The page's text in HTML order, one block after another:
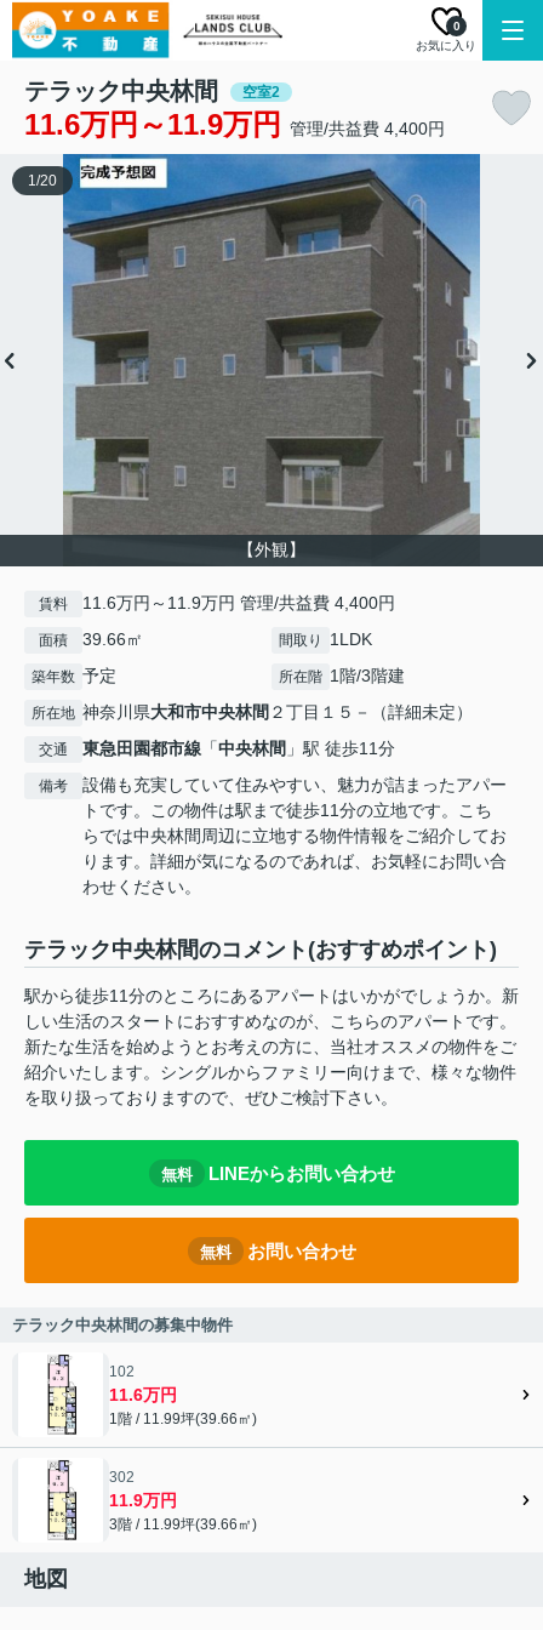
お気に入り
0
テラック中央林間 空室2
11.6万円～11.9万円 管理/共益費 4,400円
【外観】
1/20
賃料 11.6万円～11.9万円 管理/共益費 4,400円
面積 39.66㎡ 間取り 1LDK
築年数 予定 所在階 1階/3階建
所在地 神奈川県大和市中央林間 ２丁目１５－（詳細未定）
交通 東急田園都市線 「中央林間 」駅 徒歩11分
備考
設備も充実していて住みやすい、魅力が詰まったアパー
トです。この物件は駅まで徒歩11分の立地です。こち
らでは中央林間周辺に立地する物件情報をご紹介してお
ります。詳細が気になるのであれば、お気軽にお問い合
わせください。
テラック中央林間のコメント(おすすめポイント)
駅から徒歩11分のところにあるアパートはいかがでしょうか。新
しい生活のスタートにおすすめなのが、こちらのアパートです。
新たな生活を始めようとお考えの方に、当社オススメの物件をご
紹介いたします。シングルからファミリー向けまで、様々な物件
を取り扱っておりますので、ぜひご検討下さい。
無料 LINEからお問い合わせ
無料 お問い合わせ
テラック中央林間の募集中物件
102
11.6万円
1階 / 11.99坪(39.66㎡)
302
11.9万円
3階 / 11.99坪(39.66㎡)
地図